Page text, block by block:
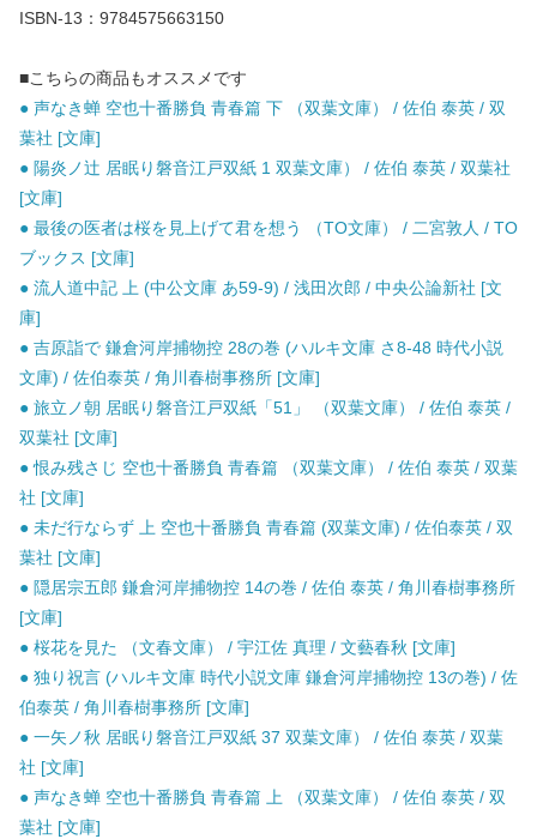
ISBN-13：9784575663150
■こちらの商品もオススメです
● 声なき蝉 空也十番勝負 青春篇 下 （双葉文庫） / 佐伯 泰英 / 双
葉社 [文庫]
● 陽炎ノ辻 居眠り磐音江戸双紙 1 双葉文庫） / 佐伯 泰英 / 双葉社
[文庫]
● 最後の医者は桜を見上げて君を想う （TO文庫） / 二宮敦人 / TO
ブックス [文庫]
● 流人道中記 上 (中公文庫 あ59-9) / 浅田次郎 / 中央公論新社 [文
庫]
● 吉原詣で 鎌倉河岸捕物控 28の巻 (ハルキ文庫 さ8-48 時代小説
文庫) / 佐伯泰英 / 角川春樹事務所 [文庫]
● 旅立ノ朝 居眠り磐音江戸双紙「51」 （双葉文庫） / 佐伯 泰英 /
双葉社 [文庫]
● 恨み残さじ 空也十番勝負 青春篇 （双葉文庫） / 佐伯 泰英 / 双葉
社 [文庫]
● 未だ行ならず 上 空也十番勝負 青春篇 (双葉文庫) / 佐伯泰英 / 双
葉社 [文庫]
● 隠居宗五郎 鎌倉河岸捕物控 14の巻 / 佐伯 泰英 / 角川春樹事務所
[文庫]
● 桜花を見た （文春文庫） / 宇江佐 真理 / 文藝春秋 [文庫]
● 独り祝言 (ハルキ文庫 時代小説文庫 鎌倉河岸捕物控 13の巻) / 佐
伯泰英 / 角川春樹事務所 [文庫]
● 一矢ノ秋 居眠り磐音江戸双紙 37 双葉文庫） / 佐伯 泰英 / 双葉
社 [文庫]
● 声なき蝉 空也十番勝負 青春篇 上 （双葉文庫） / 佐伯 泰英 / 双
葉社 [文庫]